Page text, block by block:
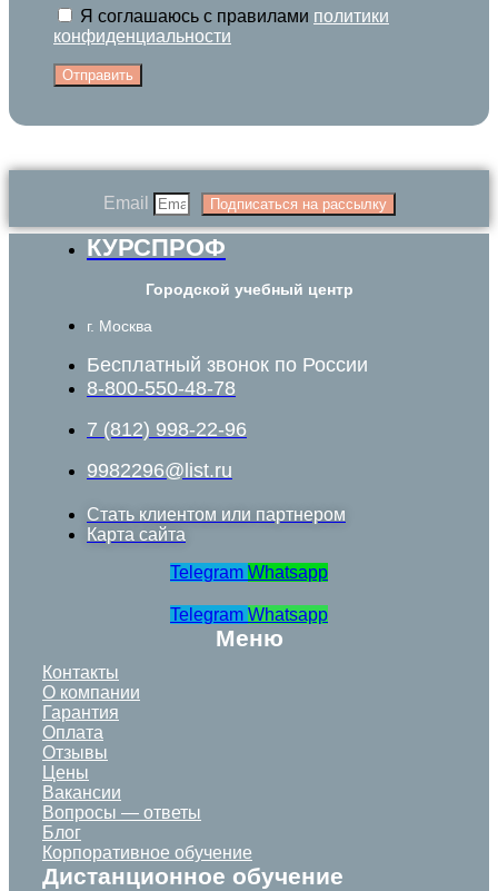
Я соглашаюсь с правилами политики
конфиденциальности
Отправить
Email Подписаться на рассылку
КУРСПРОФ
Городской учебный центр
г. Москва
Бесплатный звонок по России
8-800-550-48-78
7 (812) 998-22-96
9982296@list.ru
Стать клиентом или партнером
Карта сайта
Telegram Whatsapp
Telegram Whatsapp
Меню
Контакты
О компании
Гарантия
Оплата
Отзывы
Цены
Вакансии
Вопросы — ответы
Блог
Корпоративное обучение
Дистанционное обучение